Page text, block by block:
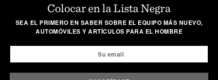
Colocar en la Lista Negra
SEA EL PRIMERO EN SABER SOBRE EL EQUIPO MÁS NUEVO,
AUTOMÓVILES Y ARTÍCULOS PARA EL HOMBRE